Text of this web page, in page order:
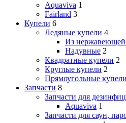
Aquaviva 1
Fairland 3
Купели 6
Ледяные купели 4
Из нержавеющей
Надувные 2
Квадратные купели 2
Круглые купели 2
Прямоугольные купели
Запчасти 8
Запчасти для
Aquaviva 1
Запчасти для саун,